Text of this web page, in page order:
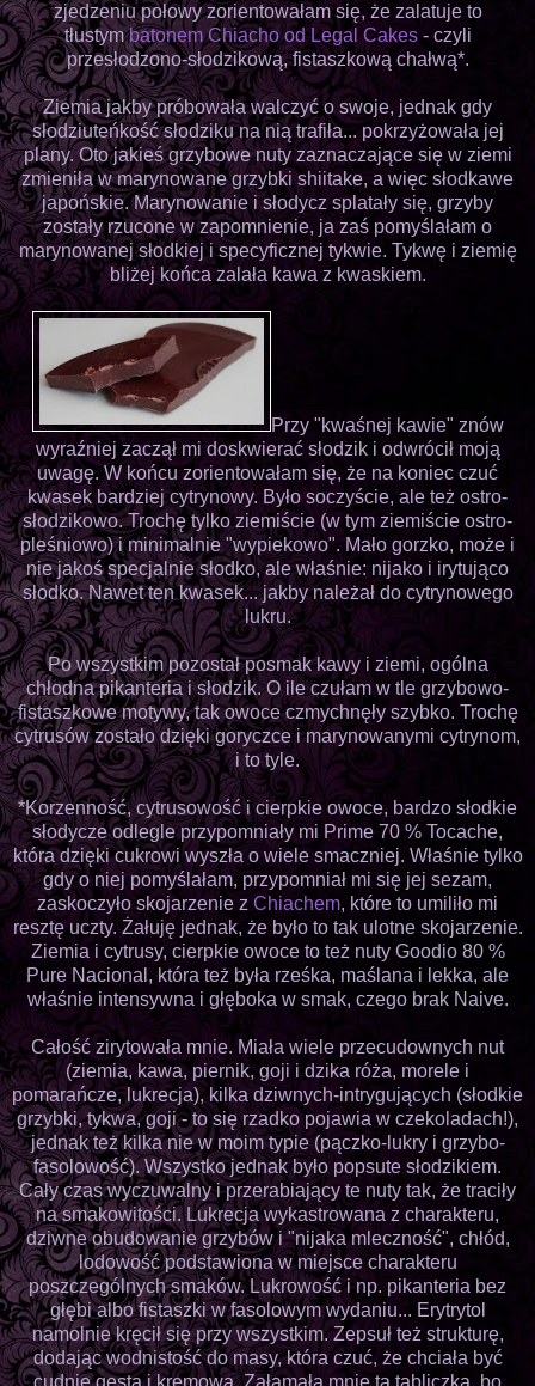
zjedzeniu połowy zorientowałam się, że zalatuje to
tłustymbatonem Chiacho od Legal Cakes- czyli
przesłodzono-słodzikową, fistaszkową chałwą*.
Ziemia jakby próbowała walczyć o swoje, jednak gdy
słodziuteńkość słodziku na nią trafiła... pokrzyżowała jej
plany. Oto jakieś grzybowe nuty zaznaczające się w ziemi
zmieniła w marynowane grzybki shiitake, a więc słodkawe
japońskie. Marynowanie i słodycz splatały się, grzyby
zostały rzucone w zapomnienie, ja zaś pomyślałam o
marynowanej słodkiej i specyficznej tykwie. Tykwę i ziemię
bliżej końca zalała kawa z kwaskiem.
Przy "kwaśnej kawie" znów
wyraźniej zaczął mi doskwierać słodzik i odwrócił moją
uwagę. W końcu zorientowałam się, że na koniec czuć
kwasek bardziej cytrynowy. Było soczyście, ale też ostro-
słodzikowo. Trochę tylko ziemiście (w tym ziemiście ostro-
pleśniowo) i minimalnie "wypiekowo". Mało gorzko, może i
nie jakoś specjalnie słodko, ale właśnie: nijako i irytująco
słodko. Nawet ten kwasek... jakby należał do cytrynowego
lukru.
Po wszystkim pozostał posmak kawy i ziemi, ogólna
chłodna pikanteria i słodzik. O ile czułam w tle grzybowo-
fistaszkowe motywy, tak owoce czmychnęły szybko. Trochę
cytrusów zostało dzięki goryczce i marynowanymi cytrynom,
i to tyle.
*Korzenność, cytrusowość i cierpkie owoce, bardzo słodkie
słodycze odlegle przypomniały mi Prime 70 % Tocache,
która dzięki cukrowi wyszła o wiele smaczniej. Właśnie tylko
gdy o niej pomyślałam, przypomniał mi się jej sezam,
zaskoczyło skojarzenie z Chiachem, które to umiliło mi
resztę uczty. Żałuję jednak, że było to tak ulotne skojarzenie.
Ziemia i cytrusy, cierpkie owoce to też nuty Goodio 80 %
Pure Nacional, która też była rześka, maślana i lekka, ale
właśnie intensywna i głęboka w smak, czego brak Naive.
Całość zirytowała mnie. Miała wiele przecudownych nut
(ziemia, kawa, piernik, goji i dzika róża, morele i
pomarańcze, lukrecja), kilka dziwnych-intrygujących (słodkie
grzybki, tykwa, goji - to się rzadko pojawia w czekoladach!),
jednak też kilka nie w moim typie (pączko-lukry i grzybo-
fasolowość). Wszystko jednak było popsute słodzikiem.
Cały czas wyczuwalny i przerabiający te nuty tak, że traciły
na smakowitości. Lukrecja wykastrowana z charakteru,
dziwne obudowanie grzybów i "nijaka mleczność", chłód,
lodowość podstawiona w miejsce charakteru
poszczególnych smaków. Lukrowość i np. pikanteria bez
głębi albo fistaszki w fasolowym wydaniu... Erytrytol
namolnie kręcił się przy wszystkim. Zepsuł też strukturę,
dodając wodnistość do masy, która czuć, że chciała być
cudnie gęsta i kremowa. Załamała mnie ta tabliczka, bo